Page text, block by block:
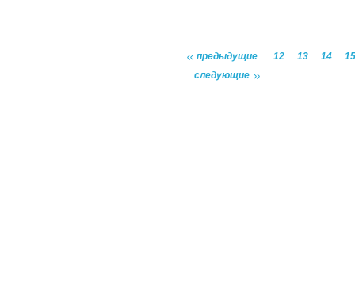
предыдущие 12 13 14
15
следующие